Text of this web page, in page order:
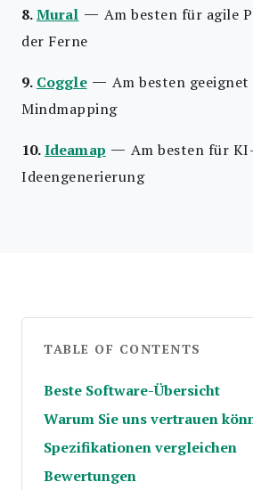
8.Mural — Am besten für agile
der Ferne
9. Coggle — Am besten
Mindmapping
10.Ideamap — Am besten für
Ideengenerierung
TABLE OF CONTENTS
Beste Software-Übersicht
Warum Sie uns vertrauen
Spezifikationen vergleichen
Bewertungen